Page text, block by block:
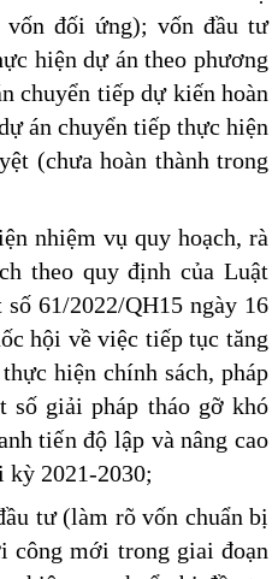
vốn đối ứng); vốn đầu tư
hiện dự án theo phương
chuyển tiếp dự kiến hoàn
án chuyển tiếp thực hiện
(chưa hoàn thành trong
nhiệm vụ quy hoạch, rà
theo quy định của Luật
61/2022/QH15 ngày 16
hội về việc tiếp tục tăng
hiện chính sách, pháp
số giải pháp tháo gỡ khó
tiến độ lập và nâng cao
kỳ 2021-2030;
tư (làm rõ vốn chuẩn bị
công mới trong giai đoạn